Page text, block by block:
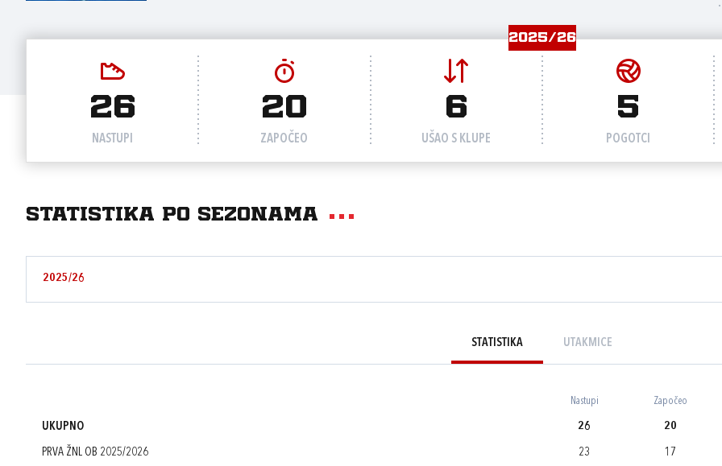
2025/26
26
NASTUPI
20
ZAPOČEO
6
UŠAO S KLUPE
5
POGOTCI
Statistika po sezonama
2025/26
STATISTIKA UTAKMICE
Nastupi Započeo
UKUPNO 26 20
PRVA ŽNL OB 2025/2026 23 17